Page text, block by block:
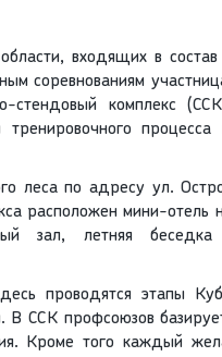
входящих в состав
соревнованиям
комплекс
леса по адресу ул.
расположен мини-отель
зал, летняя
проводятся этапы
ССК профсоюзов
Кроме того каждый